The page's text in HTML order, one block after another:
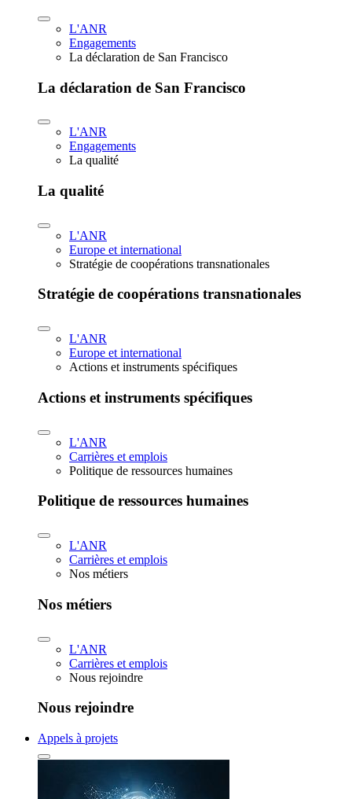
L'ANR
Engagements
La déclaration de San Francisco
La déclaration de San Francisco
L'ANR
Engagements
La qualité
La qualité
L'ANR
Europe et international
Stratégie de coopérations transnationales
Stratégie de coopérations transnationales
L'ANR
Europe et international
Actions et instruments spécifiques
Actions et instruments spécifiques
L'ANR
Carrières et emplois
Politique de ressources humaines
Politique de ressources humaines
L'ANR
Carrières et emplois
Nos métiers
Nos métiers
L'ANR
Carrières et emplois
Nous rejoindre
Nous rejoindre
Appels à projets